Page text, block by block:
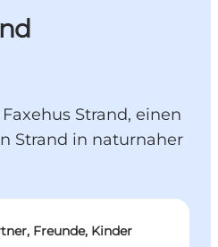
Strand, einen
Strand in naturnaher
Freunde, Kinder